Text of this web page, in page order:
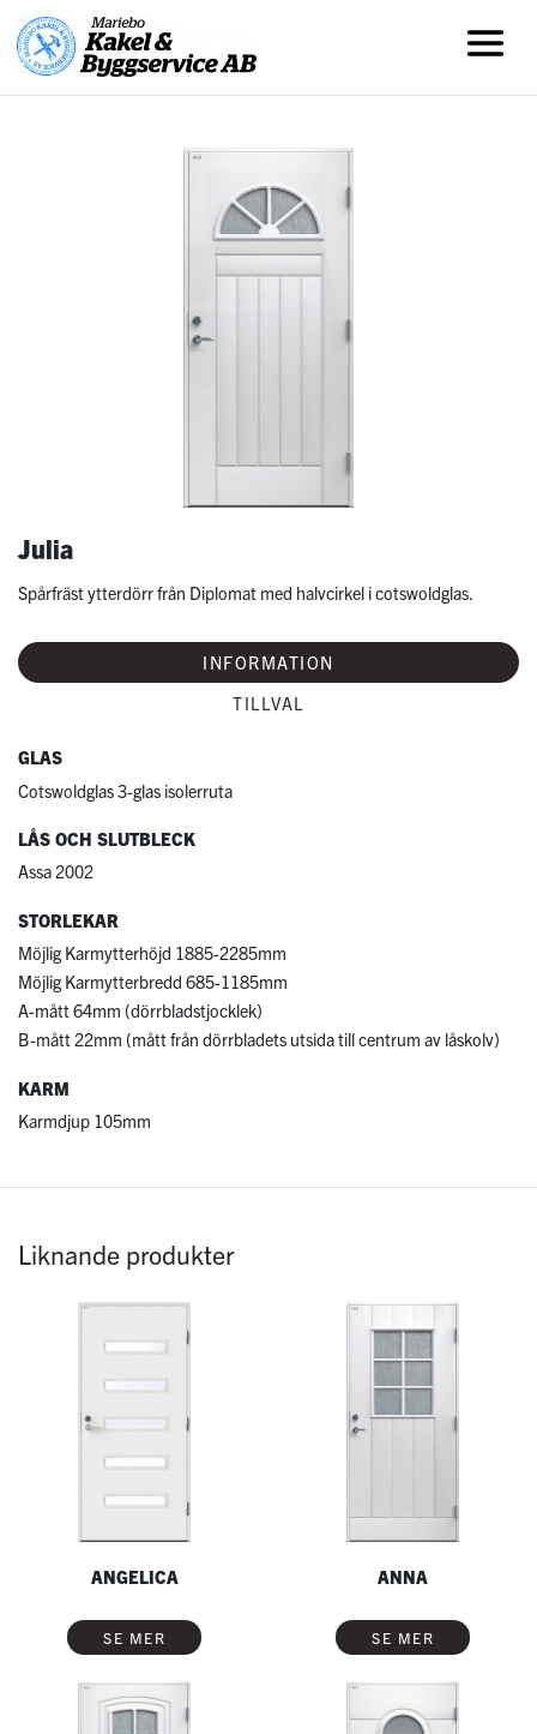
Julia
Spårfräst ytterdörr från Diplomat med halvcirkel i cotswoldglas.
INFORMATION
TILLVAL
GLAS
Cotswoldglas 3-glas isolerruta
LÅS OCH SLUTBLECK
Assa 2002
STORLEKAR
Möjlig Karmytterhöjd 1885-2285mm
Möjlig Karmytterbredd 685-1185mm
A-mått 64mm (dörrbladstjocklek)
B-mått 22mm (mått från dörrbladets utsida till centrum av låskolv)
KARM
Karmdjup 105mm
Liknande produkter
ANGELICA
SE MER
ANNA
SE MER